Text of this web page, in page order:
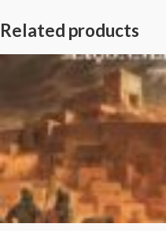
Related products